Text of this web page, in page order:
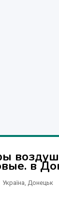
в
Україна Донецьк